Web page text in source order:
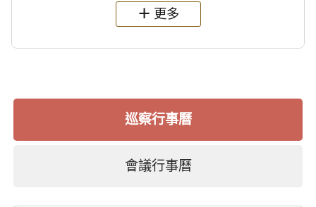
過世後，總統府於89年間函請其家屬
繼續留住
更多
巡察行事曆
會議行事曆